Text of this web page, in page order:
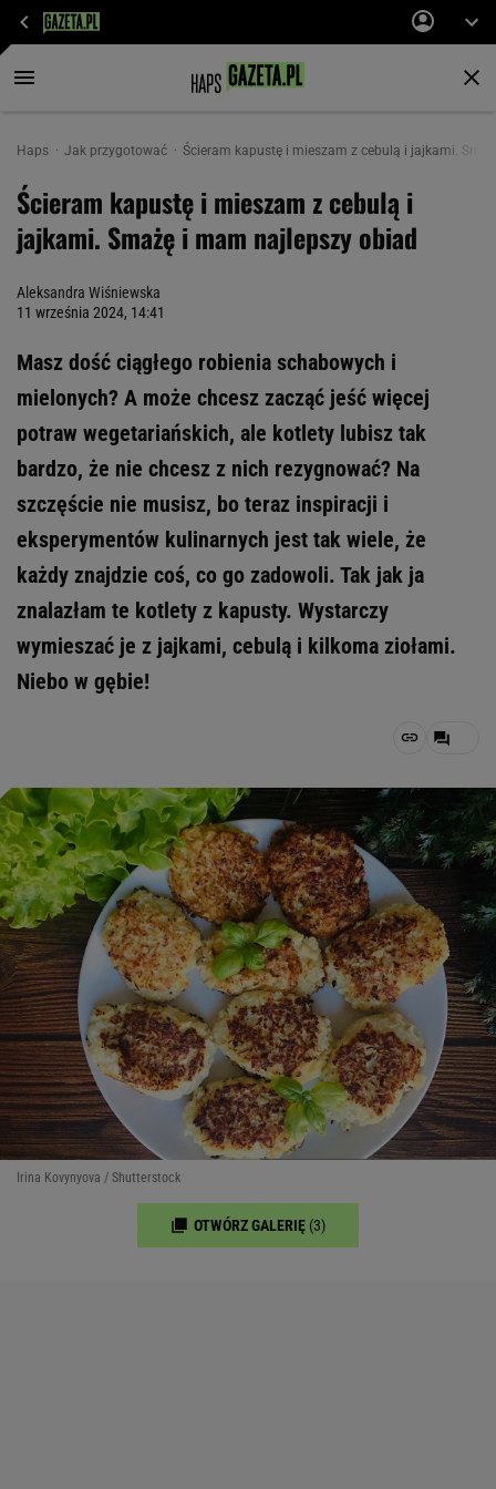
Haps Jak przygotować Ścieram kapustę i mieszam z cebulą i jajkami.
Ścieram kapustę i mieszam z cebulą i
jajkami. Smażę i mam najlepszy obiad
Aleksandra Wiśniewska
11 września 2024, 14:41
Masz dość ciągłego robienia schabowych i
mielonych? A może chcesz zacząć jeść więcej
potraw wegetariańskich, ale kotlety lubisz tak
bardzo, że nie chcesz z nich rezygnować? Na
szczęście nie musisz, bo teraz inspiracji i
eksperymentów kulinarnych jest tak wiele, że
każdy znajdzie coś, co go zadowoli. Tak jak ja
znalazłam te kotlety z kapusty. Wystarczy
wymieszać je z jajkami, cebulą i kilkoma ziołami.
Niebo w gębie!
Irina Kovynyova / Shutterstock
OTWÓRZ GALERIĘ (3)